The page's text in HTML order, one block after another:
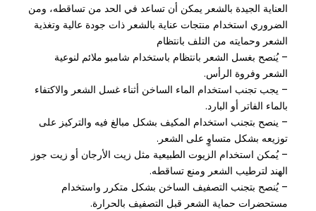
العناية الجيدة بالشعر يمكن أن تساعد في الحد من تساقطه، ومن
الضروري استخدام منتجات عناية بالشعر ذات جودة عالية وتغذية
الشعر وحمايته من التلف بانتظام
– يُنصح بغسل الشعر بانتظام باستخدام شامبو ملائم لنوعية
الشعر وفروة الرأس.
– يجب تجنب استخدام الماء الساخن أثناء غسل الشعر والاكتفاء
بالماء الفاتر أو البارد.
– ينصح بتجنب استخدام المكيف بشكل مبالغ فيه والتركيز على
توزيعه بشكل متساوٍ على الشعر.
– يُمكن استخدام الزيوت الطبيعية مثل زيت الأرجان أو زيت جوز
الهند لترطيب الشعر ومنع تساقطه.
– يُنصح بتجنب التصفيف الساخن بشكل متكرر واستخدام
مستحضرات حماية الشعر قبل التصفيف بالحرارة.